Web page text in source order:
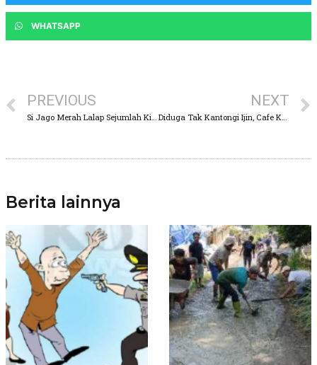
WHATSAPP
PREVIOUS NEXT
Berita lainnya